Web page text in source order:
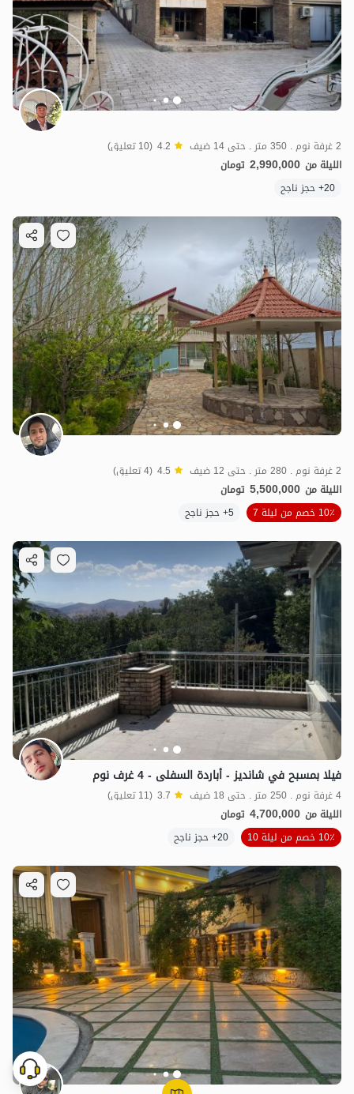
2 غرفة نوم . 350 متر . حتى 14 ضيف 4.2 (10 تعليق)
الليلة من 2,990,000 تومان
20+ حجز ناجح
2 غرفة نوم . 280 متر . حتى 12 ضيف 4.5 (4 تعليق)
الليلة من 5,500,000 تومان
10٪ خصم من ليلة 7
5+ حجز ناجح
فيلا بمسبح في شانديز - أباردة السفلى - 4 غرف نوم
4 غرفة نوم . 250 متر . حتى 18 ضيف 3.7 (11 تعليق)
الليلة من 4,700,000 تومان
10٪ خصم من ليلة 10
20+ حجز ناجح